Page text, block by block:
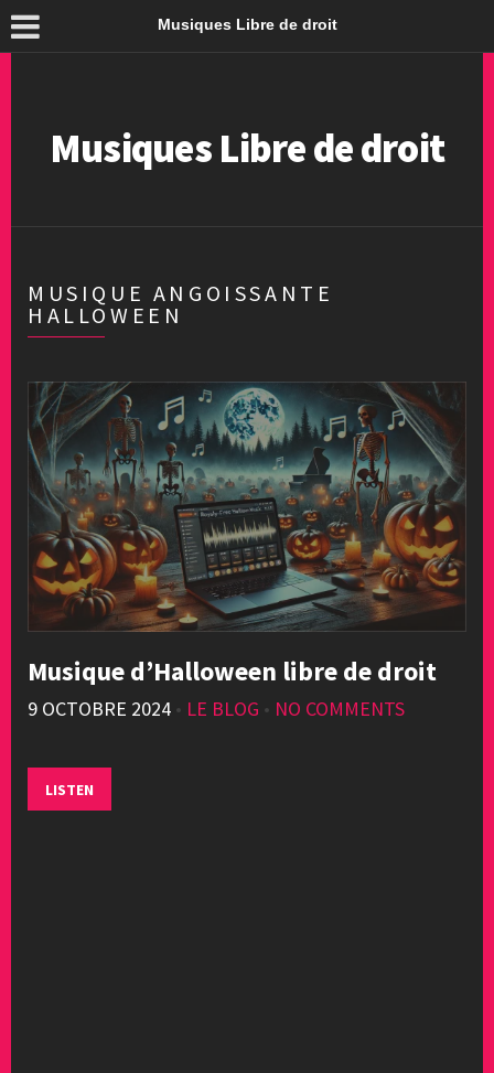
Musiques Libre de droit
Musiques Libre de droit
MUSIQUE ANGOISSANTE
HALLOWEEN
Musique d’Halloween libre de droit
9 OCTOBRE 2024 • LE BLOG • NO COMMENTS
LISTEN